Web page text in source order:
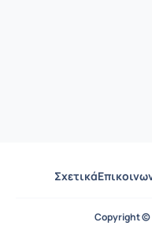
Σχετικά
Copyright ©